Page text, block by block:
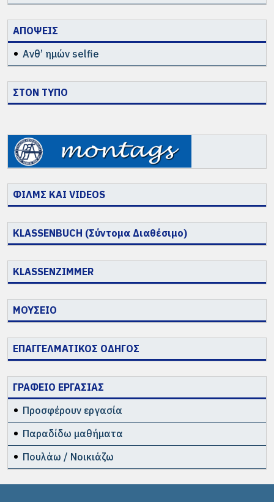
ΑΠΟΨΕΙΣ
Ανθ’ ημών selfie
ΣΤΟΝ ΤΥΠΟ
ΦΙΛΜΣ ΚΑΙ VIDEOS
KLASSENBUCH (Σύντομα Διαθέσιμο)
KLASSENZIMMER
ΜΟΥΣΕΙΟ
ΕΠΑΓΓΕΛΜΑΤΙΚΟΣ ΟΔΗΓΟΣ
ΓΡΑΦΕΙΟ ΕΡΓΑΣΙΑΣ
Προσφέρουν εργασία
Παραδίδω μαθήματα
Πουλάω / Νοικιάζω